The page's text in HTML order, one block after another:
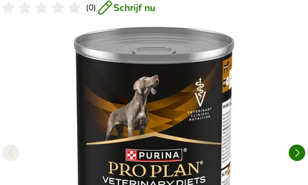
(0) Schrijf nu